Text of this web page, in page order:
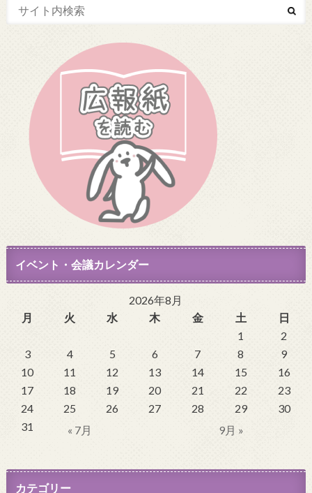
イベント・会議カレンダー
2026年8月
月
火 水 木 金 土
日
1
2
3
4 5 6 7 8
9
10
11 12 13 14 15
16
17
18 19 20 21 22
23
24
25 26 27 28 29
30
31
« 7月 9月 »
カテゴリー